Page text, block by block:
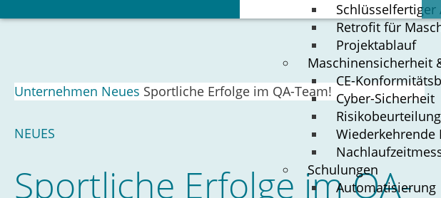
Schlüs­sel­fer­ti­ger
Retrofit für
Pro­jekt­ab­lauf
Maschinen­sicherheit
CE-­
Cyber-Sicherheit
Wiederkehrende
Schulungen
Automatisierung
Unternehmen Neues Sportliche Erfolge im QA-Team!
NEUES
Sportliche Erfolge im QA-